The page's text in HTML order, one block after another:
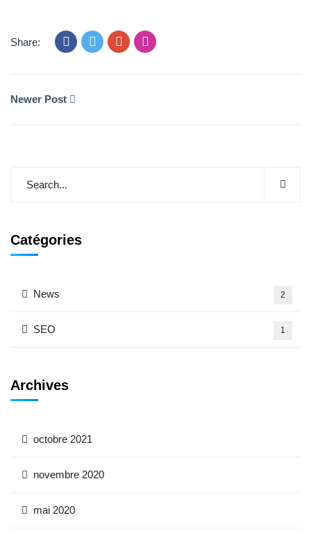
Share:
Newer Post
Catégories
News 2
SEO 1
Archives
octobre 2021
novembre 2020
mai 2020